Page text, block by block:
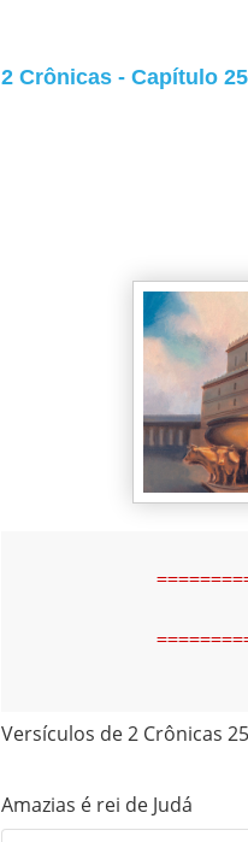
2 Crônicas - Capítulo 25
Versículos de 2 Crônicas
Amazias é rei de Judá